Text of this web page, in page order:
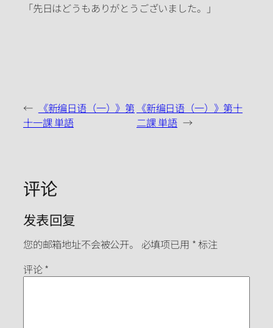
「先日はどうもありがとうございました。」
←
《新编日语（一）》第
十一課 単語
《新编日语（一）》第十
二課 単語 →
评论
发表回复
您的邮箱地址不会被公开。 必填项已用 *标注
评论*